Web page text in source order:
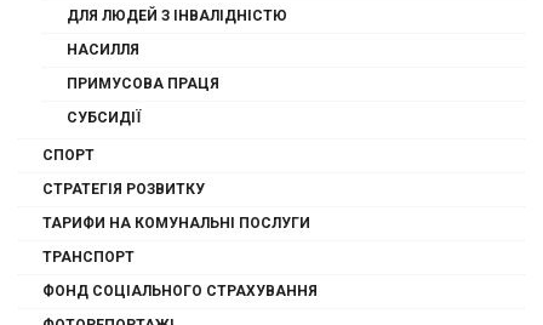
ДЛЯ ЛЮДЕЙ З ІНВАЛІДНІСТЮ
НАСИЛЛЯ
ПРИМУСОВА ПРАЦЯ
СУБСИДІЇ
СПОРТ
СТРАТЕГІЯ РОЗВИТКУ
ТАРИФИ НА КОМУНАЛЬНІ ПОСЛУГИ
ТРАНСПОРТ
ФОНД СОЦІАЛЬНОГО СТРАХУВАННЯ